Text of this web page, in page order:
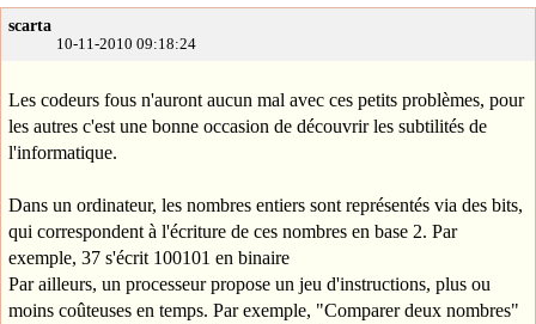
scarta
10-11-2010 09:18:24
Les codeurs fous n'auront aucun mal avec ces petits problèmes, pour
les autres c'est une bonne occasion de découvrir les subtilités de
l'informatique.
Dans un ordinateur, les nombres entiers sont représentés via des bits,
qui correspondent à l'écriture de ces nombres en base 2. Par
exemple, 37 s'écrit 100101 en binaire
Par ailleurs, un processeur propose un jeu d'instructions, plus ou
moins coûteuses en temps. Par exemple, "Comparer deux nombres"